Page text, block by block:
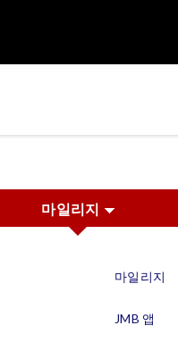
마일리지
마일리지
JMB 앱